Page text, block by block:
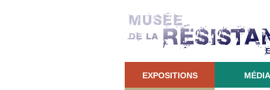
EXPOSITIONS